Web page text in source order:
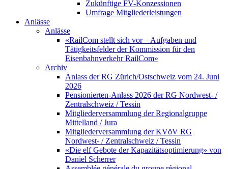
Zukünftige FV-Konzessionen
Umfrage Mitgliederleistungen
Anlässe
Anlässe
«RailCom stellt sich vor – Aufgaben und
Tätigkeitsfelder der Kommission für den
Eisenbahnverkehr RailCom»
Archiv
Anlass der RG Zürich/Ostschweiz vom 24. Juni
2026
Pensionierten-Anlass 2026 der RG Nordwest- /
Zentralschweiz / Tessin
Mitgliederversammlung der Regionalgruppe
Mittelland / Jura
Mitgliederversammlung der KVöV RG
Nordwest- / Zentralschweiz / Tessin
«Die elf Gebote der Kapazitätsoptimierung» von
Daniel Scherrer